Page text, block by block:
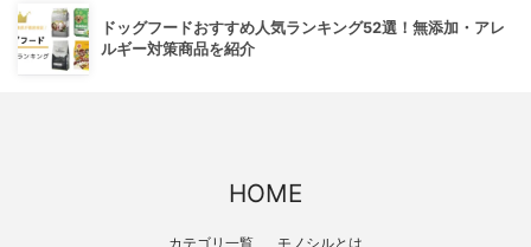
ドッグフードおすすめ人気ランキング52選！無添加・アレ
ルギー対策商品を紹介
HOME
カテゴリ一覧 モノシルとは